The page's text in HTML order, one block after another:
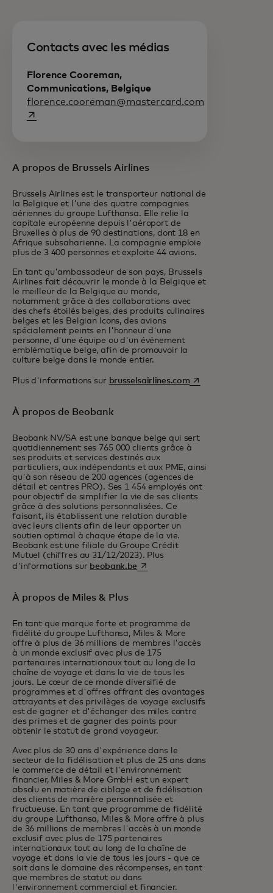
Contacts avec les médias
Florence Cooreman,
Communications, Belgique
florence.cooreman@mastercard.com
A propos de Brussels Airlines
Brussels Airlines est le transporteur national de
la Belgique et l'une des quatre compagnies
aériennes du groupe Lufthansa. Elle relie la
capitale européenne depuis l'aéroport de
Bruxelles à plus de 90 destinations, dont 18 en
Afrique subsaharienne. La compagnie emploie
plus de 3 400 personnes et exploite 44 avions.
En tant qu'ambassadeur de son pays, Brussels
Airlines fait découvrir le monde à la Belgique et
le meilleur de la Belgique au monde,
notamment grâce à des collaborations avec
des chefs étoilés belges, des produits culinaires
belges et les Belgian Icons, des avions
spécialement peints en l'honneur d'une
personne, d'une équipe ou d'un événement
emblématique belge, afin de promouvoir la
culture belge dans le monde entier.
Plus d'informations sur brusselsairlines.coms’ouvre dans un
À propos de Beobank
Beobank NV/SA est une banque belge qui sert
quotidiennement ses 765 000 clients grâce à
ses produits et services destinés aux
particuliers, aux indépendants et aux PME, ainsi
qu'à son réseau de 200 agences (agences de
détail et centres PRO). Ses 1 454 employés ont
pour objectif de simplifier la vie de ses clients
grâce à des solutions personnalisées. Ce
faisant, ils établissent une relation durable
avec leurs clients afin de leur apporter un
soutien optimal à chaque étape de la vie.
Beobank est une filiale du Groupe Crédit
Mutuel (chiffres au 31/12/2023). Plus
d'informations sur beobank.be s’ouvre dans un nouvel onglet
À propos de Miles & Plus
En tant que marque forte et programme de
fidélité du groupe Lufthansa, Miles & More
offre à plus de 36 millions de membres l'accès
à un monde exclusif avec plus de 175
partenaires internationaux tout au long de la
chaîne de voyage et dans la vie de tous les
jours. Le cœur de ce monde diversifié de
programmes et d'offres offrant des avantages
attrayants et des privilèges de voyage exclusifs
est de gagner et d'échanger des miles contre
des primes et de gagner des points pour
obtenir le statut de grand voyageur.
Avec plus de 30 ans d'expérience dans le
secteur de la fidélisation et plus de 25 ans dans
le commerce de détail et l'environnement
financier, Miles & More GmbH est un expert
absolu en matière de ciblage et de fidélisation
des clients de manière personnalisée et
fructueuse. En tant que programme de fidélité
du groupe Lufthansa, Miles & More offre à plus
de 36 millions de membres l'accès à un monde
exclusif avec plus de 175 partenaires
internationaux tout au long de la chaîne de
voyage et dans la vie de tous les jours - que ce
soit dans le domaine des récompenses, en tant
que membres de statut ou dans
l'environnement commercial et financier.